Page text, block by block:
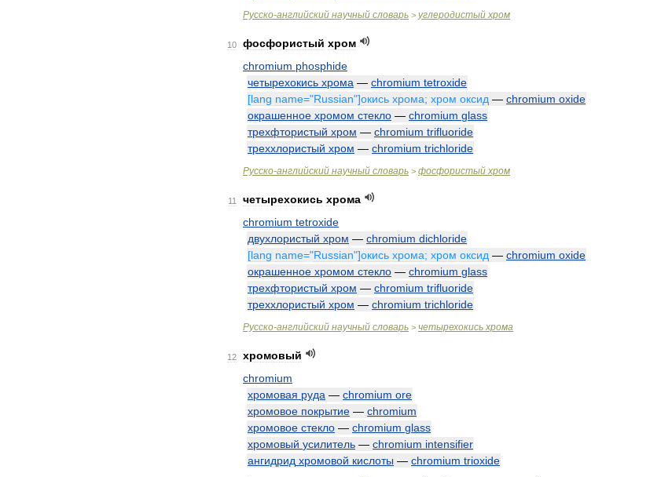
Русско-английский научный словарь > углеродистый хром
10 фосфористый хром
chromium phosphide
четырехокись хрома — chromium tetroxide
[lang name="Russian"]окись хрома; хром оксид — chromium oxide
окрашенное хромом стекло — chromium glass
трехфтористый хром — chromium trifluoride
треххлористый хром — chromium trichloride
Русско-английский научный словарь > фосфористый хром
11 четырехокись хрома
chromium tetroxide
двухлористый хром — chromium dichloride
[lang name="Russian"]окись хрома; хром оксид — chromium oxide
окрашенное хромом стекло — chromium glass
трехфтористый хром — chromium trifluoride
треххлористый хром — chromium trichloride
Русско-английский научный словарь > четырехокись хрома
12
хромовый
chromium
хромовая руда — chromium ore
хромовое покрытие — chromium
хромовое стекло — chromium glass
хромовый усилитель — chromium intensifier
ангидрид хромовой кислоты — chromium trioxide